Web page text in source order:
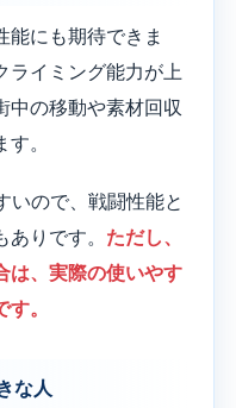
能にも期待できま
ライミング能力が上
中の移動や素材回収
。
いので、戦闘性能と
りです。 ただし、
は、実際の使いやす
。
な人